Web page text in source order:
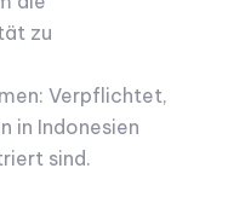
zu
Verpflichtet,
in Indonesien
sind.